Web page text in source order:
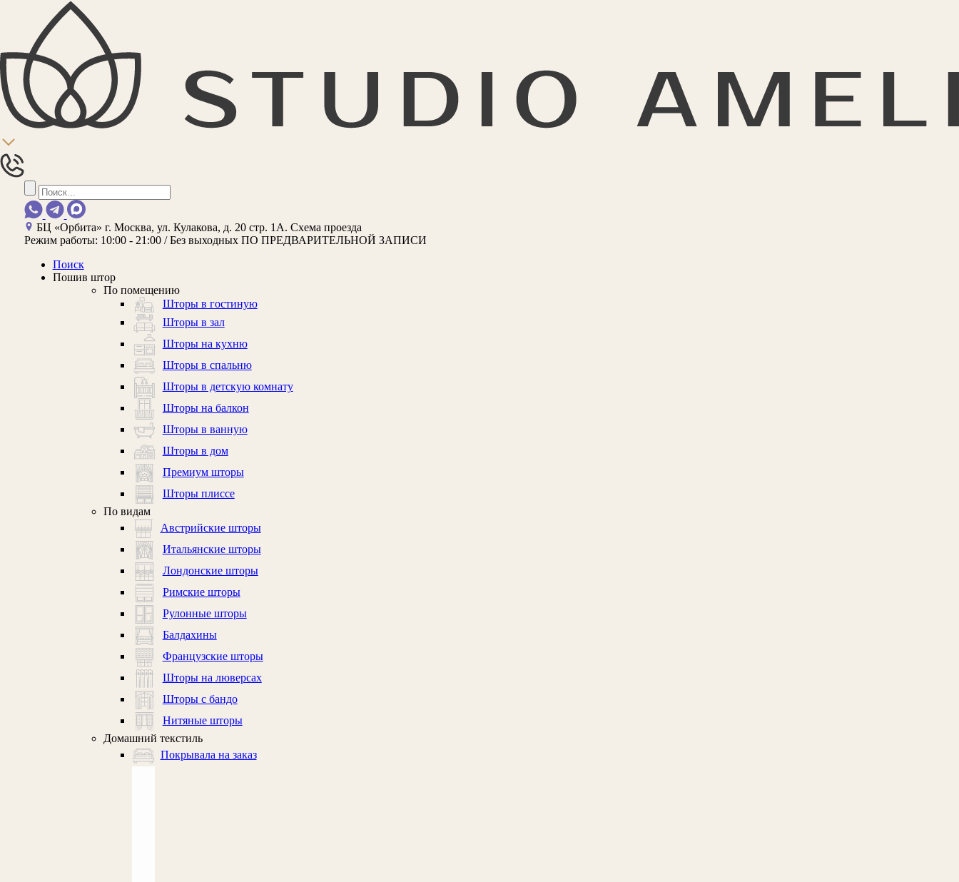
БЦ «Орбита» г. Москва, ул. Кулакова, д. 20 стр. 1А. Схема проезда
Режим работы: 10:00 - 21:00 / Без выходных ПО ПРЕДВАРИТЕЛЬНОЙ ЗАПИСИ
Поиск
Пошив штор
По помещению
Шторы в гостиную
Шторы в зал
Шторы на кухню
Шторы в спальню
Шторы в детскую комнату
Шторы на балкон
Шторы в ванную
Шторы в дом
Премиум шторы
Шторы плиссе
По видам
Австрийские шторы
Итальянские шторы
Лондонские шторы
Римские шторы
Рулонные шторы
Балдахины
Французские шторы
Шторы на люверсах
Шторы с бандо
Нитяные шторы
Домашний текстиль
Покрывала на заказ